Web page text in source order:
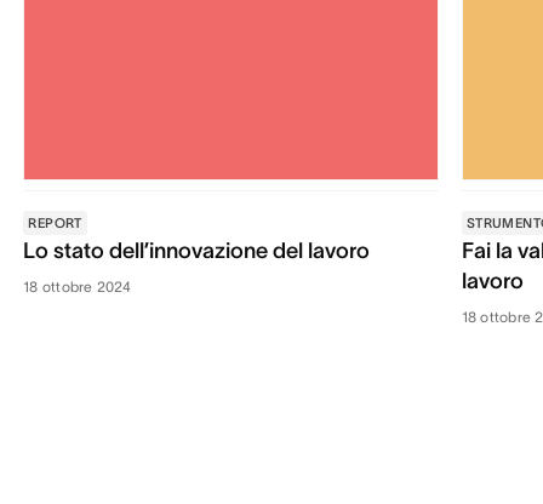
REPORT
Lo stato dell’innovazione del lavoro
18 ottobre 2024
Fai la
lavoro
18 ottobre